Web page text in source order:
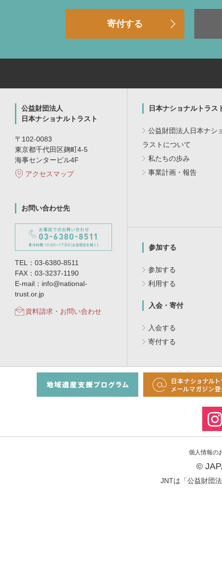
寄付する
公益財団法人
日本ナショナルトラスト
〒102-0083
東京都千代田区麹町4-5
海事センタービル4F
アクセスマップ
お問い合わせ先
TEL：03-6380-8511
FAX：03-3237-1190
E-mail：info@national-
trust.or.jp
資料請求・お問い合わせ
日本ナショナルトラス
公益財団法人日本ナシ
ラストについて
私たちの歩み
事業計画・報告
参加する
参加する
利用する
入会・寄付
入会する
寄付する
個人情報の
©
JNTは「公益財団